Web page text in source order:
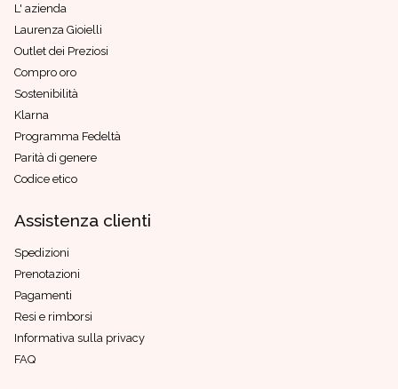
L' azienda
Laurenza Gioielli
Outlet dei Preziosi
Compro oro
Sostenibilità
Klarna
Programma Fedeltà
Parità di genere
Codice etico
Assistenza clienti
Spedizioni
Prenotazioni
Pagamenti
Resi e rimborsi
Informativa sulla privacy
FAQ